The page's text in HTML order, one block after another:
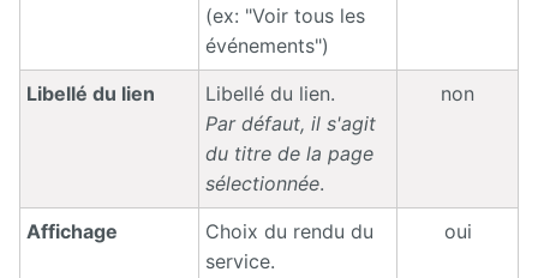
(ex: "Voir tous les
événements")
Libellé du lien
Libellé du lien.
Par défaut, il s'agit
du titre de la page
sélectionnée.
non
Affichage
Choix du rendu du
service.
oui